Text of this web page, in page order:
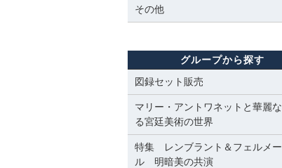
その他
グループから探す
図録セット販売
マリー・アントワネットと華麗な
る宮廷美術の世界
特集 レンブラント＆フェルメー
ル 明暗美の共演